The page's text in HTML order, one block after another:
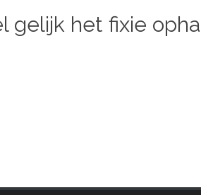
gelijk het fixie